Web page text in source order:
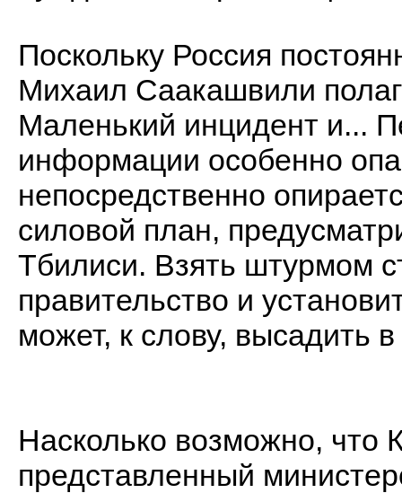
Поскольку Россия
Михаил Саакашвили
Маленький инцидент и...
информации особенно
непосредственно
силовой план,
Тбилиси. Взять штурмом
правительство и
может, к слову, высадить
Насколько возможно, что
представленный